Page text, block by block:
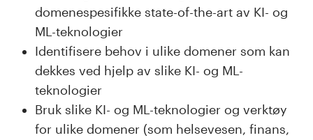
domenespesifikke state-of-the-art av KI- og
ML-teknologier
Identifisere behov i ulike domener som kan
dekkes ved hjelp av slike KI- og ML-
teknologier
Bruk slike KI- og ML-teknologier og verktøy
for ulike domener (som helsevesen, finans,